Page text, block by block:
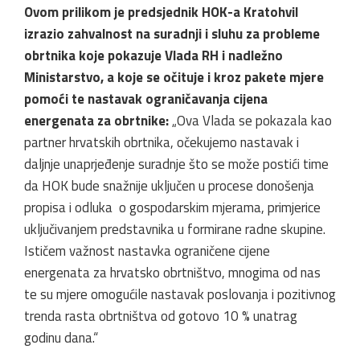
Ovom prilikom je predsjednik HOK-a Kratohvil
izrazio zahvalnost na suradnji i sluhu za probleme
obrtnika koje pokazuje Vlada RH i nadležno
Ministarstvo, a koje se očituje i kroz pakete mjere
pomoći te nastavak ograničavanja cijena
energenata za obrtnike:„Ova Vlada se pokazala kao
partner hrvatskih obrtnika, očekujemo nastavak i
daljnje unaprjeđenje suradnje što se može postići time
da HOK bude snažnije uključen u procese donošenja
propisa i odluka o gospodarskim mjerama, primjerice
uključivanjem predstavnika u formirane radne skupine.
Ističem važnost nastavka ograničene cijene
energenata za hrvatsko obrtništvo, mnogima od nas
te su mjere omogućile nastavak poslovanja i pozitivnog
trenda rasta obrtništva od gotovo 10 % unatrag
godinu dana.“